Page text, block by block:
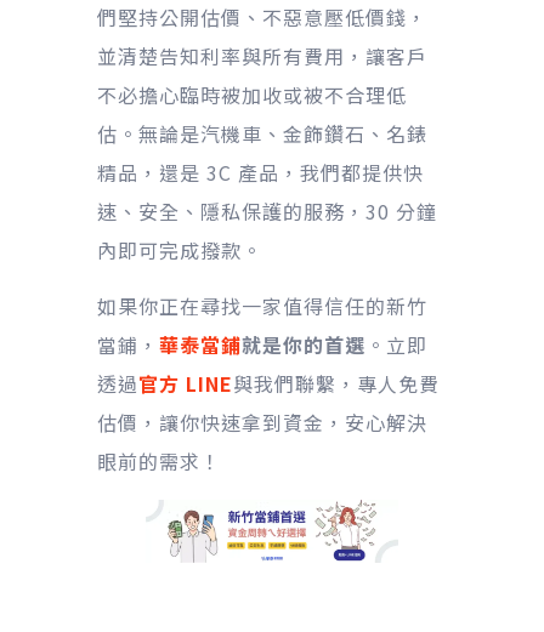
們堅持公開估價、不惡意壓低價錢，
並清楚告知利率與所有費用，讓客戶
不必擔心臨時被加收或被不合理低
估。無論是汽機車、金飾鑽石、名錶
精品，還是 3C 產品，我們都提供快
速、安全、隱私保護的服務，30 分鐘
內即可完成撥款。
如果你正在尋找一家值得信任的新竹
當鋪， 華泰當鋪就是你的首選 。立即
透過官方 LINE與我們聯繫，專人免費
估價，讓你快速拿到資金，安心解決
眼前的需求！